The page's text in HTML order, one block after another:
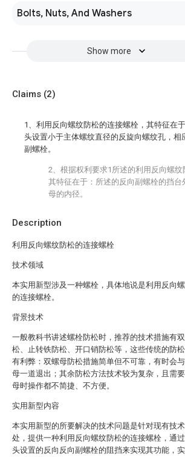
Bolts, Nuts, And Washers
Show more
Description
利用反向螺纹防松的连接螺栓
技术领域
本实用新型涉及一种螺栓，具体地说是利用反向
的连接螺栓。
背景技术
一般教科书讲述螺栓防松时，推荐的技术措施有
松、止转铁防松、开口销防松等，这些传统的防
有利弊：双螺母防松措施简单但不可靠，有时会
母一道退出；其余防松方法技术较为复杂，且需
母时操作都不简捷、不方便。
实用新型内容
本实用新型的所要解决的技术问题是针对现有技
处，提供一种利用反向螺纹防松的连接螺栓，通
头设置的反向反向副螺栓的阻挡来实现其功能，
Claims (2)
1、利用反向螺纹防松的连接螺栓，其特征在
头设置小于主体螺纹直径的反旋向螺纹孔，相
副螺栓。
2、根据权利要求1所述的利用反向螺纹
其特征在于：所述的反向副螺栓的挡台
母的内径。